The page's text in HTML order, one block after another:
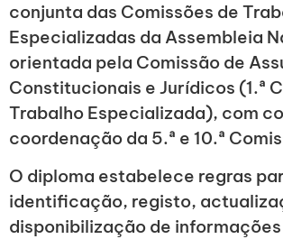
conjunta das Comissões de
Especializadas da Assembleia
orientada pela Comissão de
Constitucionais e Jurídicos (1.ª
Trabalho Especializada), com
coordenação da 5.ª e 10.ª
O diploma estabelece regras
identificação, registo,
disponibilização de informações